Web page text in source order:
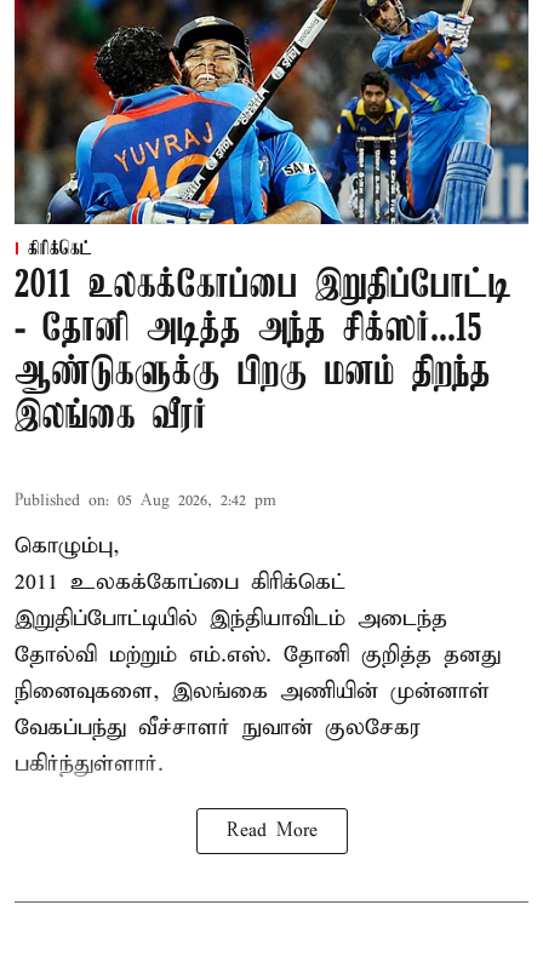
கிரிக்கெட்
2011 உலகக்கோப்பை இறுதிப்போட்டி
- தோனி அடித்த அந்த சிக்ஸர்...15
ஆண்டுகளுக்கு பிறகு மனம் திறந்த
இலங்கை வீரர்
Published on: 05 Aug 2026, 2:42 pm
கொழும்பு,
2011 உலகக்கோப்பை கிரிக்கெட்
இறுதிப்போட்டியில் இந்தியாவிடம் அடைந்த
தோல்வி மற்றும் எம்.எஸ். தோனி குறித்த தனது
நினைவுகளை, இலங்கை அணியின் முன்னாள்
வேகப்பந்து வீச்சாளர் நுவான் குலசேகர
பகிர்ந்துள்ளார்.
Read More